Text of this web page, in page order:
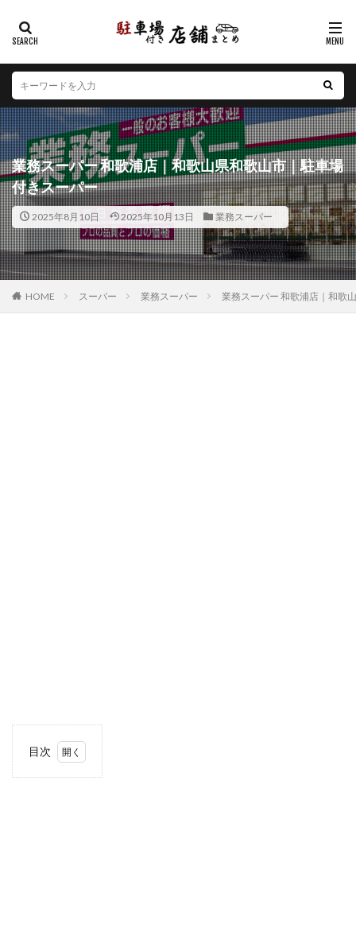
業務スーパー 和歌浦店｜和歌山県和歌山市｜駐車場
付きスーパー
2025年8月10日 2025年10月13日 業務スーパー
HOME スーパー 業務スーパー 業務スーパー 和歌浦店｜和歌
目次
カテゴリー
エリア
北海道 青森県 岩手県 宮城県
秋田県
山形県
福島県 茨城県 栃木県
群馬県
埼玉県
千葉県 東京都 神奈川県
新潟県
山梨県
長野県 富山県 石川県
福井県
岐阜県
静岡県 愛知県 三重県
滋賀県
京都府
大阪府 兵庫県 奈良県
和歌山県
鳥取県
島根県 岡山県 広島県
山口県
徳島県
香川県 愛媛県 高知県
福岡県
佐賀県
長崎県 熊本県 大分県
宮崎県